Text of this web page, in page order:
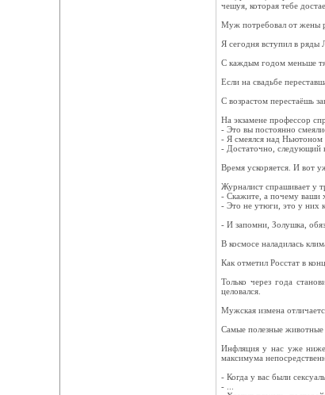
чешуя, которая тебе
Муж потребовал от жены
Я сегодня вступил в ряды
C каждым годом меньше
Если на свадьбе
С возрастом перестаёшь
На экзамене профессор
- Это вы постоянно
- Я смеялся над Ньютоном
- Достаточно, следующий
Время ускоряется. И вот
Журналист спрашивает у
- Скажите, а почему ваши
- Это не утюги, это у них
- И запомни, Золушка,
В космосе наладилась
Как отметил Росстат в
Только через года
целовался.
Мужская измена
Самые полезные животные
Инфляция у нас уже
максимума
- Когда у вас были
- ...